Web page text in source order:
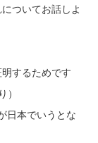
ついてお話しよ
するためです
日本でいうとな